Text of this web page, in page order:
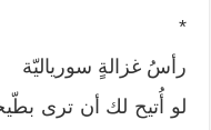
*
رأسُ غزالةٍ سورياليّة
لو أُتيح لك أن ترى